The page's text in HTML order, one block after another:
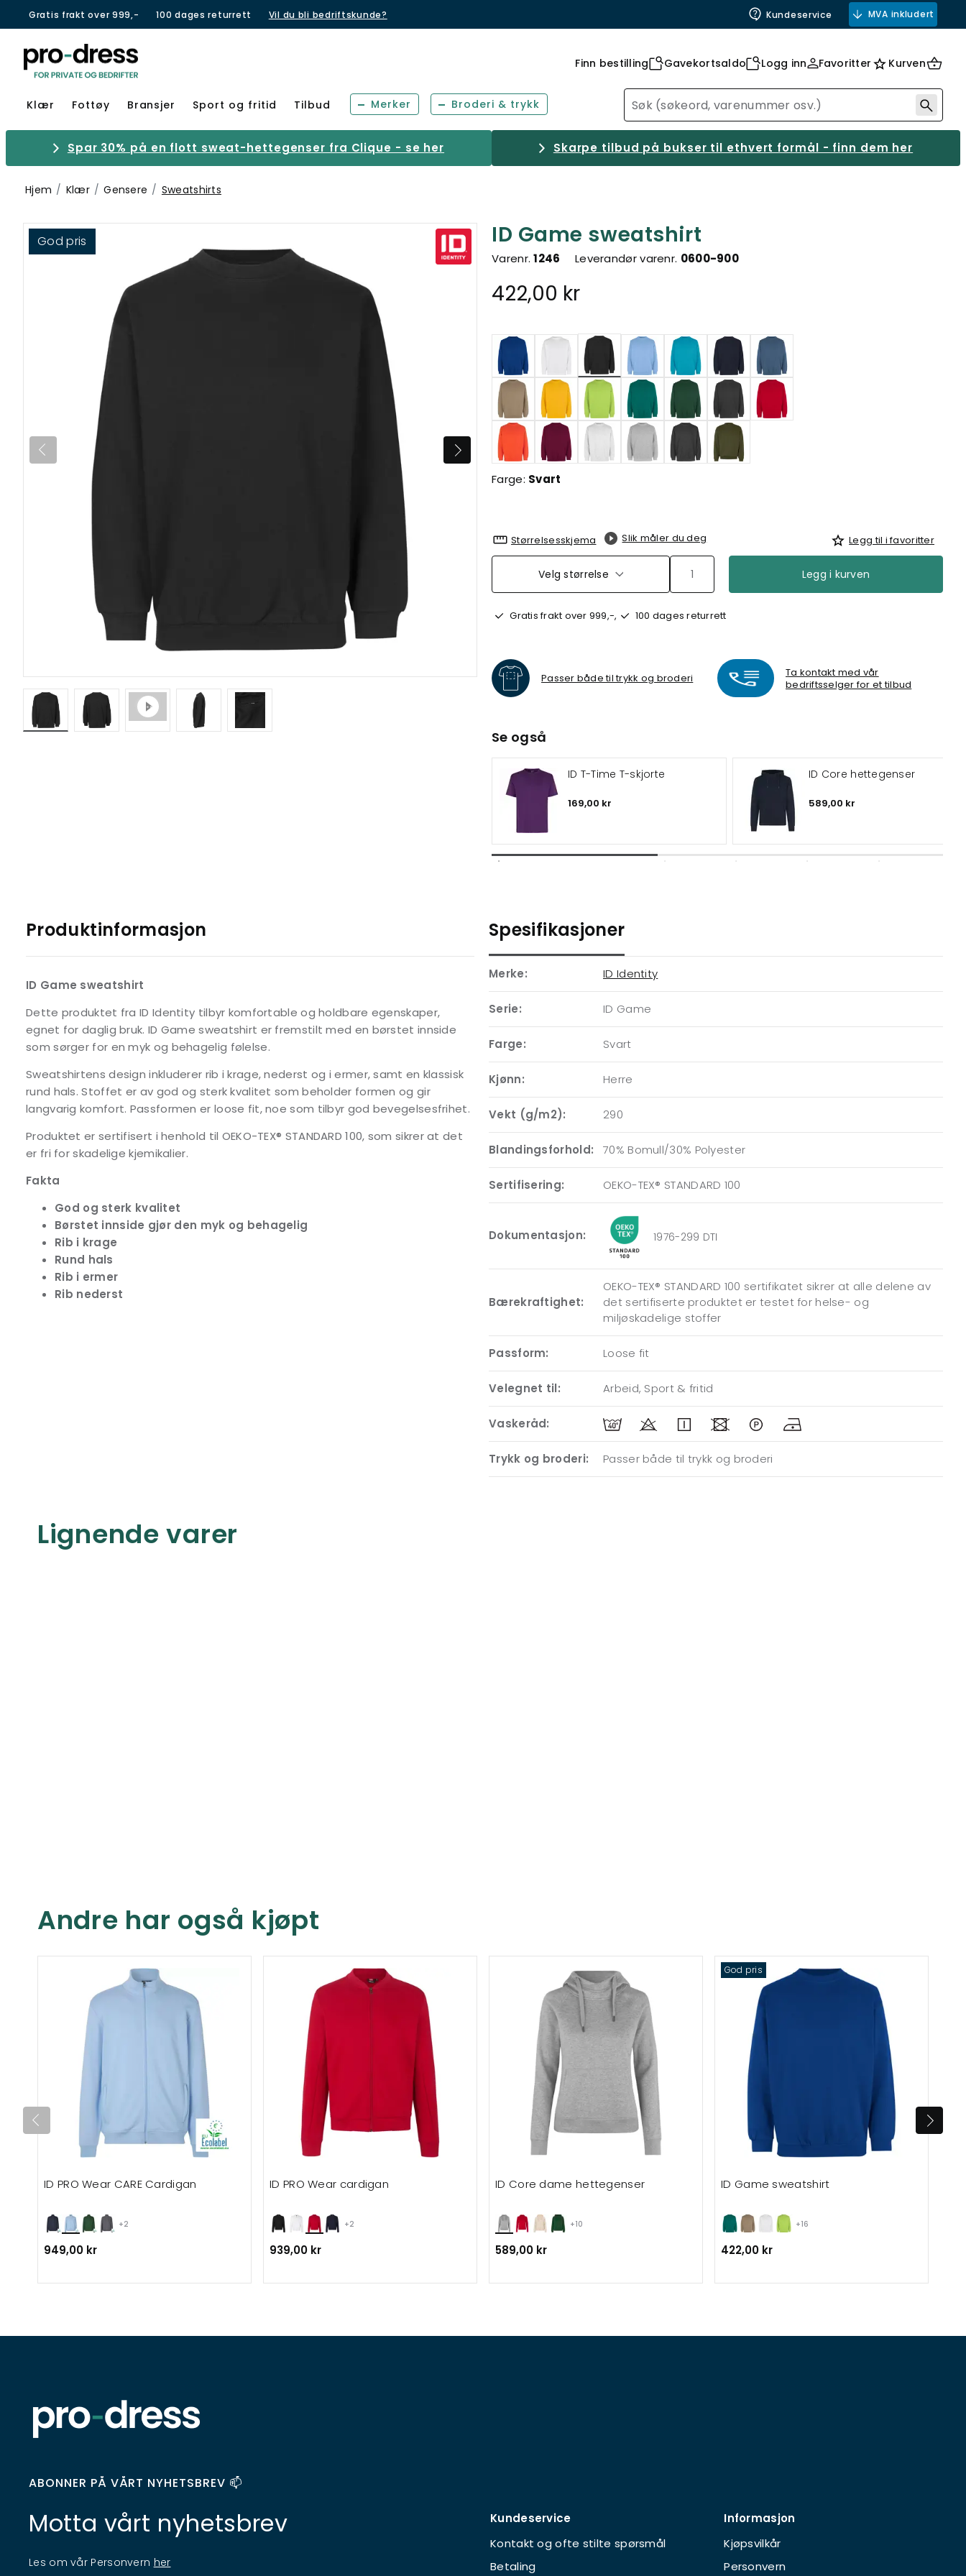
Gratis frakt over 999,- 100 dages returrett Vil du bli bedriftskunde? Kundeservice MVA inkludert
Finn bestilling Gavekortsaldo Logg inn Favoritter Kurven
Klær Fottøy Bransjer Sport og fritid Tilbud Merker Broderi & trykk
Spar 30% på en flott sweat-hettegenser fra Clique - se her Skarpe tilbud på bukser til ethvert formål - finn dem her
Hjem Klær Gensere Sweatshirts
God pris ID Game sweatshirt
Varenr.1246 Leverandør varenr. 0600-900
422,00 kr
valgte
Farge: Svart
Størrelsesskjema Slik måler du deg Legg til i favoritter
Velg størrelse Legg i kurven
Gratis frakt over 999,-, 100 dages returrett
Passer både til trykk og broderi
Ta kontakt med vår
bedriftsselger for et tilbud
Se også
ID T-Time T-skjorte
169,00 kr
ID Core hettegenser
589,00 kr
Produktinformasjon
ID Game sweatshirt
Dette produktet fra ID Identity tilbyr komfortable og holdbare egenskaper,
egnet for daglig bruk. ID Game sweatshirt er fremstilt med en børstet innside
som sørger for en myk og behagelig følelse.
Sweatshirtens design inkluderer rib i krage, nederst og i ermer, samt en klassisk
rund hals. Stoffet er av god og sterk kvalitet som beholder formen og gir
langvarig komfort. Passformen er loose fit, noe som tilbyr god bevegelsesfrihet.
Produktet er sertifisert i henhold til OEKO-TEX® STANDARD 100, som sikrer at det
er fri for skadelige kjemikalier.
Fakta
God og sterk kvalitet
Børstet innside gjør den myk og behagelig
Rib i krage
Rund hals
Rib i ermer
Rib nederst
Spesifikasjoner
Merke: ID Identity
Serie: ID Game
Farge: Svart
Kjønn: Herre
Vekt (g/m2): 290
Blandingsforhold: 70% Bomull/30% Polyester
Sertifisering: OEKO-TEX® STANDARD 100
Dokumentasjon: 1976-299 DTI
Bærekraftighet:
OEKO-TEX® STANDARD 100 sertifikatet sikrer at alle delene av
det sertifiserte produktet er testet for helse- og
miljøskadelige stoffer
Passform: Loose fit
Velegnet til: Arbeid, Sport & fritid
Vaskeråd:
Trykk og broderi: Passer både til trykk og broderi
Lignende varer
Andre har også kjøpt
+2
ID PRO Wear CARE Cardigan
949,00 kr
+2
ID PRO Wear cardigan
939,00 kr
+10
ID Core dame hettegenser
589,00 kr
God pris
+16
ID Game sweatshirt
422,00 kr
ABONNER PÅ VÅRT NYHETSBREV 📫
Motta vårt nyhetsbrev
Les om vår Personvern her
Kundeservice
Kontakt og ofte stilte spørsmål
Betaling
Informasjon
Kjøpsvilkår
Personvern